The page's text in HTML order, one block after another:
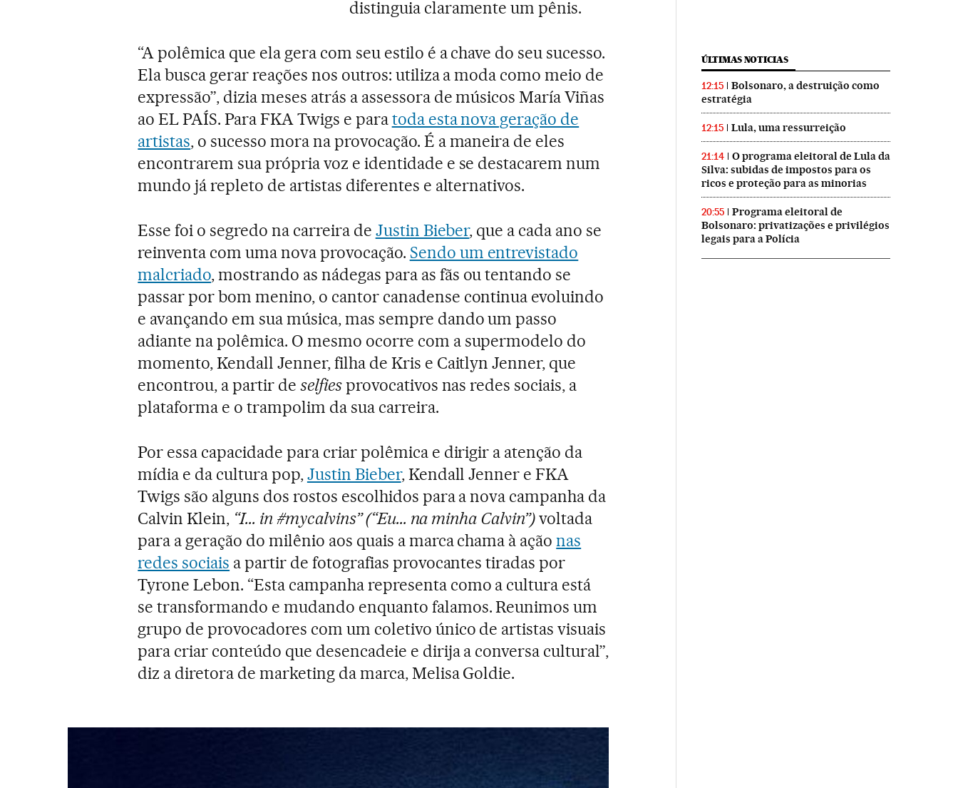
distinguia claramente um pênis.
“A polêmica que ela gera com seu estilo é a chave do seu sucesso.
Ela busca gerar reações nos outros: utiliza a moda como meio de
expressão”, dizia meses atrás a assessora de músicos María Viñas
ao EL PAÍS. Para FKA Twigs e paratoda esta nova geração de
artistas, o sucesso mora na provocação. É a maneira de eles
encontrarem sua própria voz e identidade e se destacarem num
mundo já repleto de artistas diferentes e alternativos.
Esse foi o segredo na carreira de Justin Bieber, que a cada ano se
reinventa com uma nova provocação. Sendo um entrevistado
malcriado, mostrando as nádegas para as fãs ou tentando se
passar por bom menino, o cantor canadense continua evoluindo
e avançando em sua música, mas sempre dando um passo
adiante na polêmica. O mesmo ocorre com a supermodelo do
momento, Kendall Jenner, filha de Kris e Caitlyn Jenner, que
encontrou, a partir de selfiesprovocativos nas redes sociais, a
plataforma e o trampolim da sua carreira.
Por essa capacidade para criar polêmica e dirigir a atenção da
mídia e da cultura pop,Justin Bieber, Kendall Jenner e FKA
Twigs são alguns dos rostos escolhidos para a nova campanha da
Calvin Klein, “I... in #mycalvins” (“Eu... na minha Calvin”)voltada
para a geração do milênio aos quais a marca chama à açãonas
redes sociais a partir de fotografias provocantes tiradas por
Tyrone Lebon. “Esta campanha representa como a cultura está
se transformando e mudando enquanto falamos. Reunimos um
grupo de provocadores com um coletivo único de artistas visuais
para criar conteúdo que desencadeie e dirija a conversa cultural”,
diz a diretora de marketing da marca, Melisa Goldie.
ÚLTIMAS NOTICIAS
12:15
Bolsonaro, a destruição como
estratégia
12:15 Lula, uma ressurreição
21:14
O programa eleitoral de Lula da
Silva: subidas de impostos para os
ricos e proteção para as minorias
20:55
Programa eleitoral de
Bolsonaro: privatizações e privilégios
legais para a Polícia